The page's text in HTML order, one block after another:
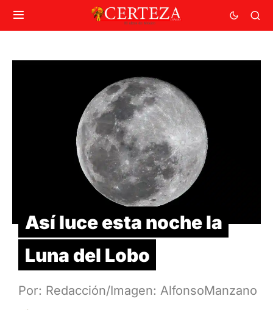
Así luce esta noche la
Luna del Lobo
Por: Redacción/Imagen: AlfonsoManzano